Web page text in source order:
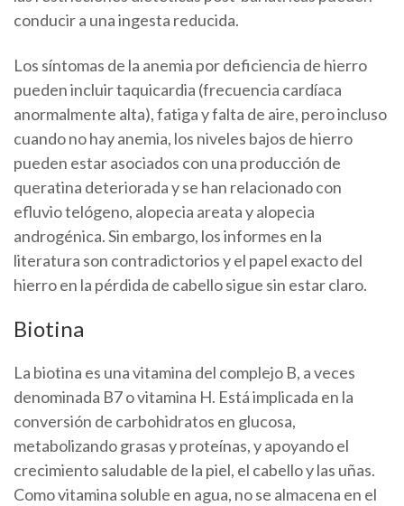
conducir a una ingesta reducida.
Los síntomas de la anemia por deficiencia de hierro
pueden incluir taquicardia (frecuencia cardíaca
anormalmente alta), fatiga y falta de aire, pero incluso
cuando no hay anemia, los niveles bajos de hierro
pueden estar asociados con una producción de
queratina deteriorada y se han relacionado con
efluvio telógeno, alopecia areata y alopecia
androgénica. Sin embargo, los informes en la
literatura son contradictorios y el papel exacto del
hierro en la pérdida de cabello sigue sin estar claro.
Biotina
La biotina es una vitamina del complejo B, a veces
denominada B7 o vitamina H. Está implicada en la
conversión de carbohidratos en glucosa,
metabolizando grasas y proteínas, y apoyando el
crecimiento saludable de la piel, el cabello y las uñas.
Como vitamina soluble en agua, no se almacena en el